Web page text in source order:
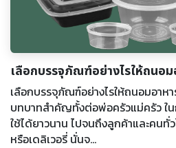
เลือกบรรจุภัณฑ์อย่างไรให้ถนอม
เลือกบรรจุภัณฑ์อย่างไรให้ถนอมอาห
บทบาทสำคัญทั้งต่อพ่อครัวแม่ครัว ใน
ใช้ได้ยาวนาน ไปจนถึงลูกค้าและคน
หรือเดลิเวอรี่ นั่นจ...